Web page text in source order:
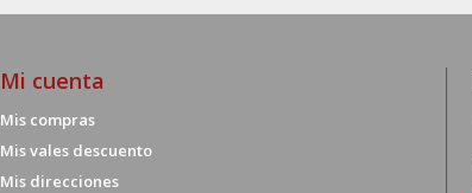
Mi cuenta
Mis compras
Mis vales descuento
Mis direcciones